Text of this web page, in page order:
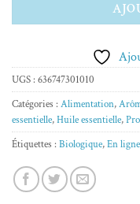
UGS : 636747301010
Catégories : Alimentation,
essentielle,Huile essentielle,
Étiquettes : Biologique,En ligne